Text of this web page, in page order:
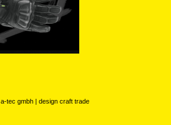
a-tec gmbh | design craft trade